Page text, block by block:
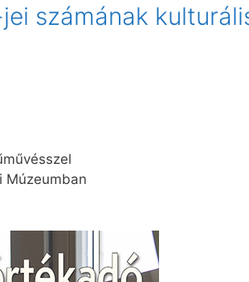
számának
Múzeumban